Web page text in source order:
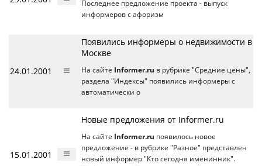
Последнее предложение проекта - выпуск
информеров с афоризм
24.01.2001
Появились информеры о недвижимости в
Москве
На сайте Informer.ru в рубрике "Средние цены",
раздела "Индексы" появились информеры с
автоматически о
15.01.2001
Новые предложения от Informer.ru
На сайте Informer.ru появилось новое
предложение - в рубрике "Разное" представлен
новый информер "Кто сегодня именинник".